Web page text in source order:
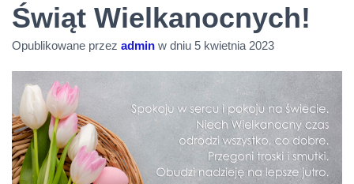
Świąt Wielkanocnych!
Opublikowane przez admin w dniu 5 kwietnia 2023